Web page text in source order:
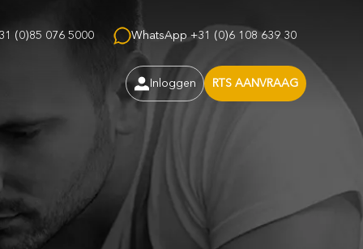
(0)85 076 5000 WhatsApp +31 (0)6 108 639 30
Inloggen RTS AANVRAAG